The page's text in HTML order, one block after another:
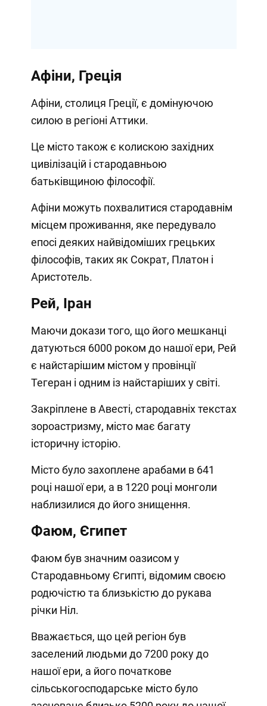
Афіни, Греція
Афіни, столиця Греції, є домінуючою
силою в регіоні Аттики.
Це місто також є колискою західних
цивілізацій і стародавньою
батьківщиною філософії.
Афіни можуть похвалитися стародавнім
місцем проживання, яке передувало
епосі деяких найвідоміших грецьких
філософів, таких як Сократ, Платон і
Аристотель.
Рей, Іран
Маючи докази того, що його мешканці
датуються 6000 роком до нашої ери, Рей
є найстарішим містом у провінції
Тегеран і одним із найстаріших у світі.
Закріплене в Авесті, стародавніх текстах
зороастризму, місто має багату
історичну історію.
Місто було захоплене арабами в 641
році нашої ери, а в 1220 році монголи
наблизилися до його знищення.
Фаюм, Єгипет
Фаюм був значним оазисом у
Стародавньому Єгипті, відомим своєю
родючістю та близькістю до рукава
річки Ніл.
Вважається, що цей регіон був
заселений людьми до 7200 року до
нашої ери, а його початкове
сільськогосподарське місто було